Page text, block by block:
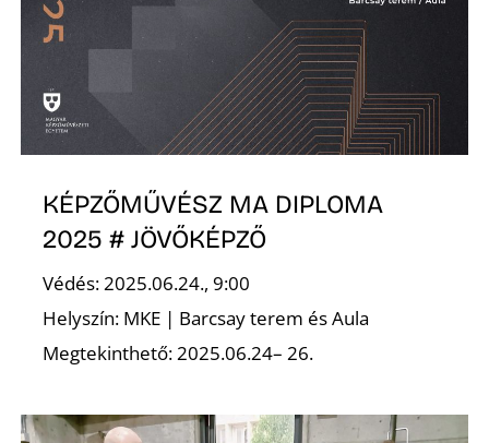
KÉPZŐMŰVÉSZ MA DIPLOMA
2025 # JÖVŐKÉPZŐ
Védés: 2025.06.24., 9:00
Helyszín: MKE | Barcsay terem és Aula
Megtekinthető: 2025.06.24– 26.